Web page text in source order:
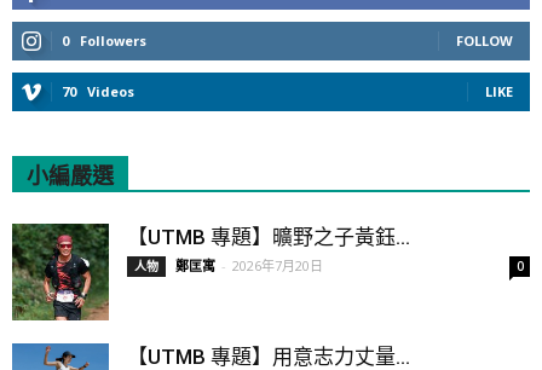
0 Followers FOLLOW
70 Videos LIKE
小編嚴選
【UTMB 專題】曠野之子黃鈺...
人物 鄭匡寓 - 2026年7月20日 0
【UTMB 專題】用意志力丈量...